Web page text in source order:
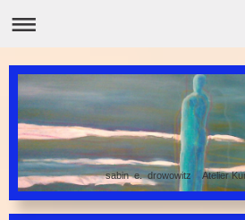
sabin e. drowowitz Atelier